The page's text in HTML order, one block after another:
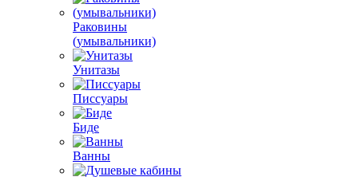
Раковины
(умывальники)
Унитазы
Писсуары
Биде
Ванны